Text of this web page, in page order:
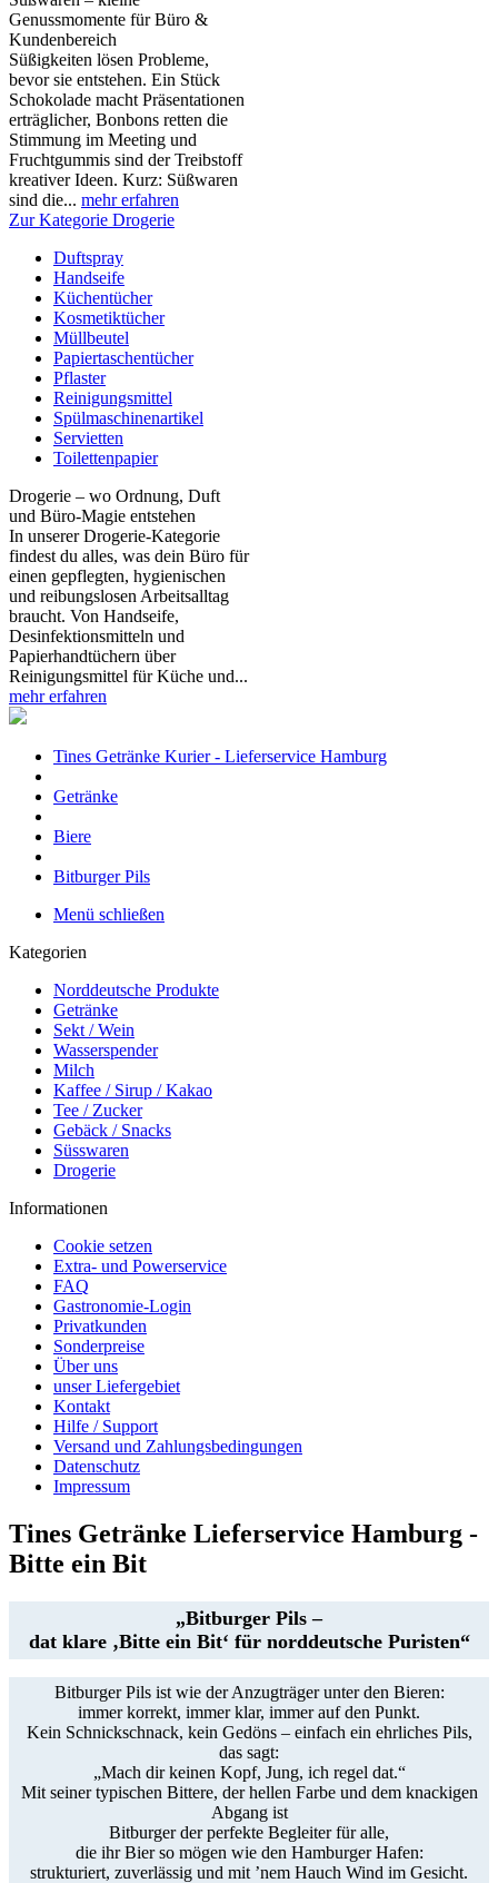
Genussmomente für Büro &
Kundenbereich
Süßigkeiten lösen Probleme,
bevor sie entstehen. Ein Stück
Schokolade macht Präsentationen
erträglicher, Bonbons retten die
Stimmung im Meeting und
Fruchtgummis sind der Treibstoff
kreativer Ideen. Kurz: Süßwaren
sind die... mehr erfahren
Zur Kategorie Drogerie
Duftspray
Handseife
Küchentücher
Kosmetiktücher
Müllbeutel
Papiertaschentücher
Pflaster
Reinigungsmittel
Spülmaschinenartikel
Servietten
Toilettenpapier
Drogerie – wo Ordnung, Duft
und Büro‑Magie entstehen
In unserer Drogerie‑Kategorie
findest du alles, was dein Büro für
einen gepflegten, hygienischen
und reibungslosen Arbeitsalltag
braucht. Von Handseife,
Desinfektionsmitteln und
Papierhandtüchern über
Reinigungsmittel für Küche und...
mehr erfahren
Tines Getränke Kurier - Lieferservice Hamburg
Getränke
Biere
Bitburger Pils
Menü schließen
Kategorien
Norddeutsche Produkte
Getränke
Sekt / Wein
Wasserspender
Milch
Kaffee / Sirup / Kakao
Tee / Zucker
Gebäck / Snacks
Süsswaren
Drogerie
Informationen
Cookie setzen
Extra- und Powerservice
FAQ
Gastronomie-Login
Privatkunden
Sonderpreise
Über uns
unser Liefergebiet
Kontakt
Hilfe / Support
Versand und Zahlungsbedingungen
Datenschutz
Impressum
Tines Getränke Lieferservice Hamburg -
Bitte ein Bit
„Bitburger Pils –
dat klare ‚Bitte ein Bit‘ für norddeutsche Puristen“
Bitburger Pils ist wie der Anzugträger unter den Bieren:
immer korrekt, immer klar, immer auf den Punkt.
Kein Schnickschnack, kein Gedöns – einfach ein ehrliches Pils,
das sagt:
„Mach dir keinen Kopf, Jung, ich regel dat.“
Mit seiner typischen Bittere, der hellen Farbe und dem knackigen
Abgang ist
Bitburger der perfekte Begleiter für alle,
die ihr Bier so mögen wie den Hamburger Hafen:
strukturiert, zuverlässig und mit ’nem Hauch Wind im Gesicht.